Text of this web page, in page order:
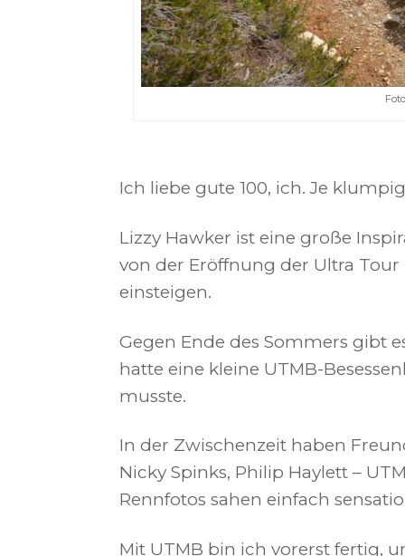
Ich liebe gute 100, ich. Je
Lizzy Hawker ist eine große
von der Eröffnung der Ultra
einsteigen.
Gegen Ende des Sommers gibt
hatte eine kleine UTMB-
musste.
In der Zwischenzeit haben
Nicky Spinks, Philip Haylett –
Rennfotos sahen einfach
Mit UTMB bin ich vorerst fertig,